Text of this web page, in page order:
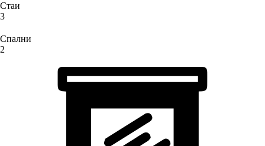
Стаи
3
Спални
2